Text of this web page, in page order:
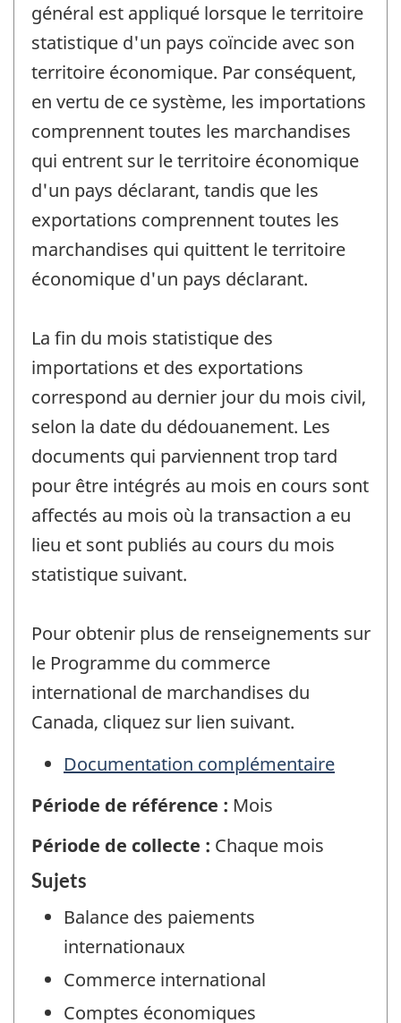
général est appliqué lorsque le territoire
statistique d'un pays coïncide avec son
territoire économique. Par conséquent,
en vertu de ce système, les importations
comprennent toutes les marchandises
qui entrent sur le territoire économique
d'un pays déclarant, tandis que les
exportations comprennent toutes les
marchandises qui quittent le territoire
économique d'un pays déclarant.
La fin du mois statistique des
importations et des exportations
correspond au dernier jour du mois civil,
selon la date du dédouanement. Les
documents qui parviennent trop tard
pour être intégrés au mois en cours sont
affectés au mois où la transaction a eu
lieu et sont publiés au cours du mois
statistique suivant.
Pour obtenir plus de renseignements sur
le Programme du commerce
international de marchandises du
Canada, cliquez sur lien suivant.
Documentation complémentaire
Période de référence : Mois
Période de collecte : Chaque mois
Sujets
Balance des paiements
internationaux
Commerce international
Comptes économiques